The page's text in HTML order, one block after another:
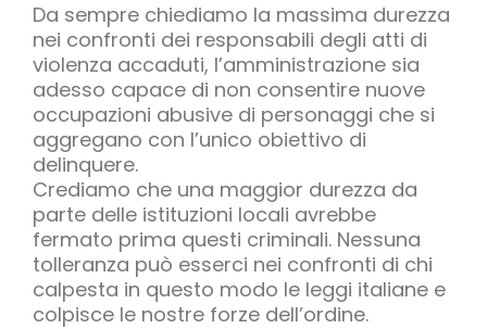
Da sempre chiediamo la massima durezza
nei confronti dei responsabili degli atti di
violenza accaduti, l’amministrazione sia
adesso capace di non consentire nuove
occupazioni abusive di personaggi che si
aggregano con l’unico obiettivo di
delinquere.
Crediamo che una maggior durezza da
parte delle istituzioni locali avrebbe
fermato prima questi criminali. Nessuna
tolleranza può esserci nei confronti di chi
calpesta in questo modo le leggi italiane e
colpisce le nostre forze dell’ordine.